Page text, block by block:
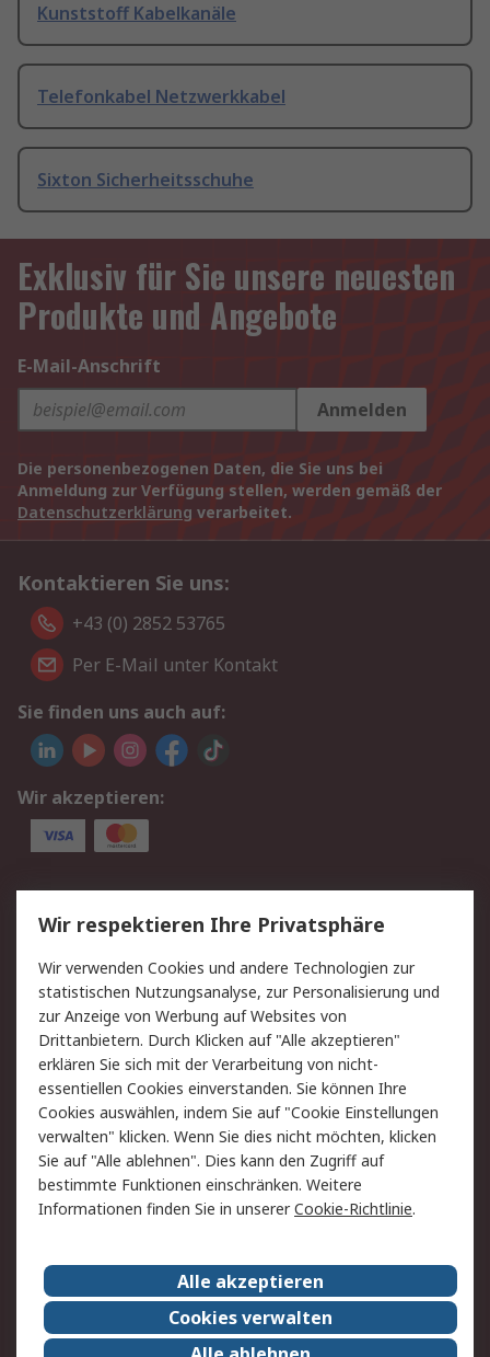
Kunststoff Kabelkanäle
Telefonkabel Netzwerkkabel
Sixton Sicherheitsschuhe
Exklusiv für Sie unsere neuesten
Produkte und Angebote
E-Mail-Anschrift
Anmelden
Die personenbezogenen Daten, die Sie uns bei
Anmeldung zur Verfügung stellen, werden gemäß der
Datenschutzerklärung verarbeitet.
Kontaktieren Sie uns:
+43 (0) 2852 53765
Per E-Mail unter Kontakt
Sie finden uns auch auf:
Wir akzeptieren:
Service
Value Added Services
Lieferlösungen
Rücksendung/Entsorgung Kontakt
Hilfe
Rechtliches
RS Verkaufs- und
Lieferbedingungen
Datenschutz
Cookie-Richtlinie
Zahlungsbedingungen
Impressum
Webseite Konditionen
RS weltweit
Karriere bei RS
Nachhaltigkeit
Qualität/Zertifikate
Presse-Center
Wir respektieren Ihre Privatsphäre
Wir verwenden Cookies und andere Technologien zur
statistischen Nutzungsanalyse, zur Personalisierung und
zur Anzeige von Werbung auf Websites von
Drittanbietern. Durch Klicken auf "Alle akzeptieren"
erklären Sie sich mit der Verarbeitung von nicht-
essentiellen Cookies einverstanden. Sie können Ihre
Cookies auswählen, indem Sie auf "Cookie Einstellungen
verwalten" klicken. Wenn Sie dies nicht möchten, klicken
Sie auf "Alle ablehnen". Dies kann den Zugriff auf
bestimmte Funktionen einschränken. Weitere
Informationen finden Sie in unsererCookie-Richtlinie.
Alle akzeptieren
Cookies verwalten